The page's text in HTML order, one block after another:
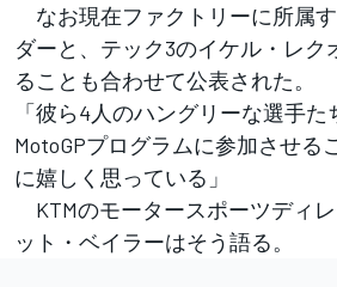
なお現在ファクトリーに所属
ダーと、テック3のイケル・レク
ることも合わせて公表された。
「彼ら4人のハングリーな選手
MotoGPプログラムに参加させる
に嬉しく思っている」
KTMのモータースポーツディ
ット・ベイラーはそう語る。